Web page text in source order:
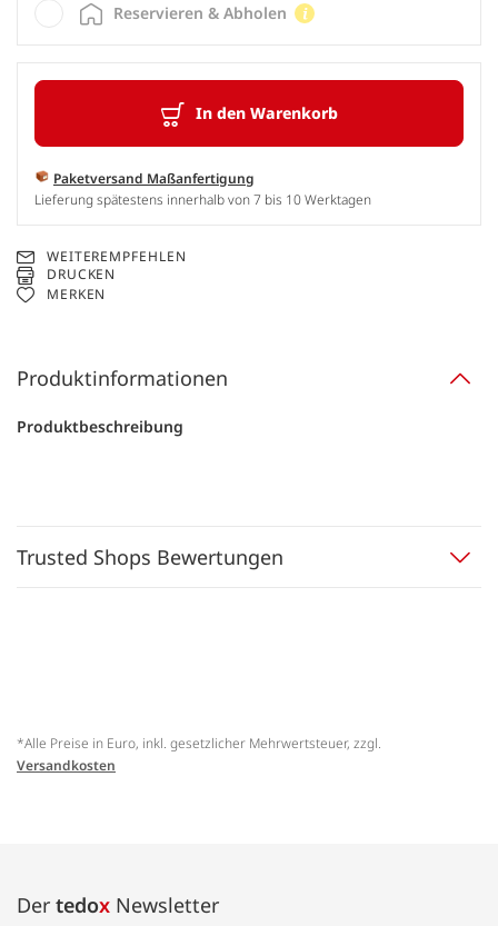
In den Warenkorb
Paketversand Maßanfertigung
Lieferung spätestens innerhalb von 7 bis 10 Werktagen
Reservieren & Abholen
WEITEREMPFEHLEN
DRUCKEN
MERKEN
Produktinformationen
Produktbeschreibung
Trusted Shops Bewertungen
*Alle Preise in Euro, inkl. gesetzlicher Mehrwertsteuer, zzgl.
Versandkosten
Der tedox Newsletter